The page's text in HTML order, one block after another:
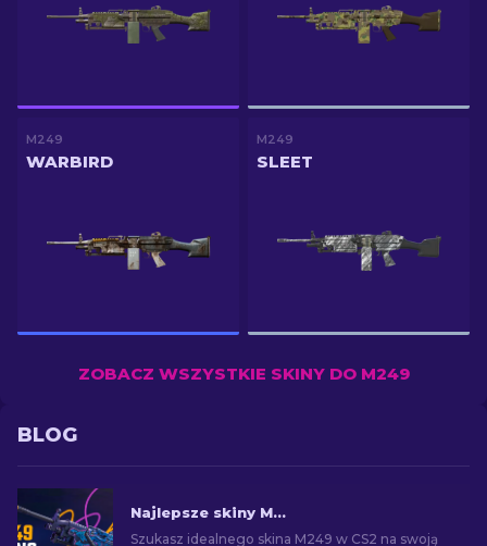
M249
WARBIRD
M249
SLEET
ZOBACZ WSZYSTKIE SKINY DO M249
BLOG
Najlepsze skiny M249 w CS2 na każdą kieszeń
Szukasz idealnego skina M249 w CS2 na swoją